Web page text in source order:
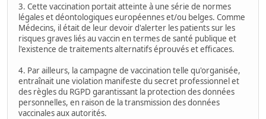
3. Cette vaccination portait atteinte à une série de normes
légales et déontologiques européennes et/ou belges. Comme
Médecins, il était de leur devoir d'alerter les patients sur les
risques graves liés au vaccin en termes de santé publique et
l'existence de traitements alternatifs éprouvés et efficaces.
4. Par ailleurs, la campagne de vaccination telle qu'organisée,
entraînait une violation manifeste du secret professionnel et
des règles du RGPD garantissant la protection des données
personnelles, en raison de la transmission des données
vaccinales aux autorités.